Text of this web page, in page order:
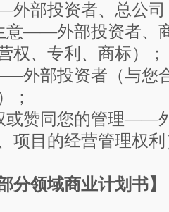
部投资者、总公司
——外部投资者、商
权、专利、商标）；
部投资者（与您合
；
赞同您的管理——
项目的经营管理权
分领域商业计划书】